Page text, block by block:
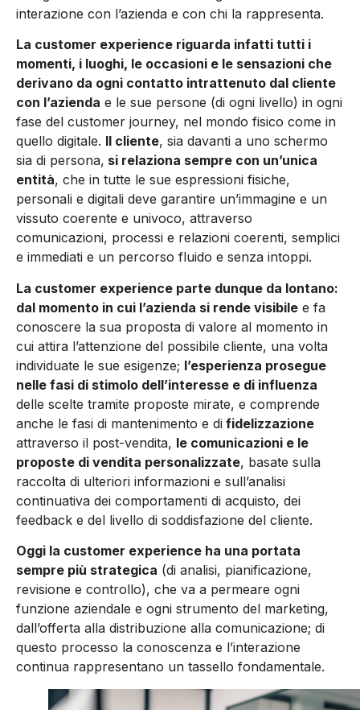
interazione con l’azienda e con chi la rappresenta.
La customer experience riguarda infatti tutti i
momenti, i luoghi, le occasioni e le sensazioni che
derivano da ogni contatto intrattenuto dal cliente
con l’azienda e le sue persone (di ogni livello) in ogni
fase del customer journey, nel mondo fisico come in
quello digitale. Il cliente, sia davanti a uno schermo
sia di persona, si relaziona sempre con un’unica
entità, che in tutte le sue espressioni fisiche,
personali e digitali deve garantire un’immagine e un
vissuto coerente e univoco, attraverso
comunicazioni, processi e relazioni coerenti, semplici
e immediati e un percorso fluido e senza intoppi.
La customer experience parte dunque da lontano:
dal momento in cui l’azienda si rende visibile e fa
conoscere la sua proposta di valore al momento in
cui attira l’attenzione del possibile cliente, una volta
individuate le sue esigenze; l’esperienza prosegue
nelle fasi di stimolo dell’interesse e di influenza
delle scelte tramite proposte mirate, e comprende
anche le fasi di mantenimento e di fidelizzazione
attraverso il post-vendita, le comunicazioni e le
proposte di vendita personalizzate, basate sulla
raccolta di ulteriori informazioni e sull’analisi
continuativa dei comportamenti di acquisto, dei
feedback e del livello di soddisfazione del cliente.
Oggi la customer experience ha una portata
sempre più strategica (di analisi, pianificazione,
revisione e controllo), che va a permeare ogni
funzione aziendale e ogni strumento del marketing,
dall’offerta alla distribuzione alla comunicazione; di
questo processo la conoscenza e l’interazione
continua rappresentano un tassello fondamentale.